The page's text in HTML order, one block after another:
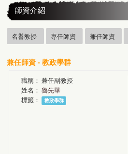
師資介紹
名譽教授 專任師資 兼任師資
兼任師資 - 教政學群
職稱： 兼任副教授
姓名： 魯先華
標籤：
教政學群